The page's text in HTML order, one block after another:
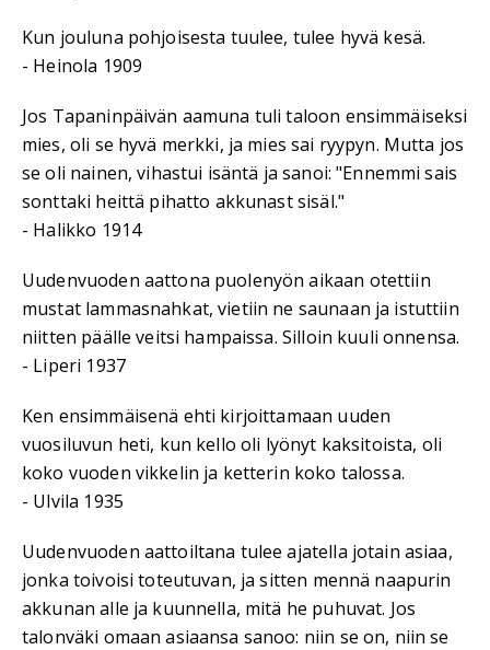
Kun jouluna pohjoisesta tuulee, tulee hyvä kesä.
- Heinola 1909
Jos Tapaninpäivän aamuna tuli taloon ensimmäiseksi
mies, oli se hyvä merkki, ja mies sai ryypyn. Mutta jos
se oli nainen, vihastui isäntä ja sanoi: "Ennemmi sais
sonttaki heittä pihatto akkunast sisäl."
- Halikko 1914
Uudenvuoden aattona puolenyön aikaan otettiin
mustat lammasnahkat, vietiin ne saunaan ja istuttiin
niitten päälle veitsi hampaissa. Silloin kuuli onnensa.
- Liperi 1937
Ken ensimmäisenä ehti kirjoittamaan uuden
vuosiluvun heti, kun kello oli lyönyt kaksitoista, oli
koko vuoden vikkelin ja ketterin koko talossa.
- Ulvila 1935
Uudenvuoden aattoiltana tulee ajatella jotain asiaa,
jonka toivoisi toteutuvan, ja sitten mennä naapurin
akkunan alle ja kuunnella, mitä he puhuvat. Jos
talonväki omaan asiaansa sanoo: niin se on, niin se